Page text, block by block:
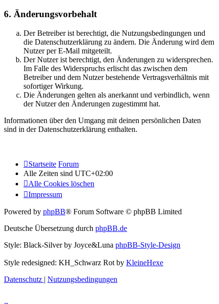
6. Änderungsvorbehalt
Der Betreiber ist berechtigt, die Nutzungsbedingungen und
die Datenschutzerklärung zu ändern. Die Änderung wird dem
Nutzer per E-Mail mitgeteilt.
Der Nutzer ist berechtigt, den Änderungen zu widersprechen.
Im Falle des Widerspruchs erlischt das zwischen dem
Betreiber und dem Nutzer bestehende Vertragsverhältnis mit
sofortiger Wirkung.
Die Änderungen gelten als anerkannt und verbindlich, wenn
der Nutzer den Änderungen zugestimmt hat.
Informationen über den Umgang mit deinen persönlichen Daten
sind in der Datenschutzerklärung enthalten.
Startseite Forum
Alle Zeiten sind UTC+02:00
Alle Cookies löschen
Impressum
Powered by phpBB® Forum Software © phpBB Limited
Deutsche Übersetzung durch phpBB.de
Style: Black-Silver by Joyce&Luna phpBB-Style-Design
Style redesigned: KH_Schwarz Rot by KleineHexe
Datenschutz | Nutzungsbedingungen